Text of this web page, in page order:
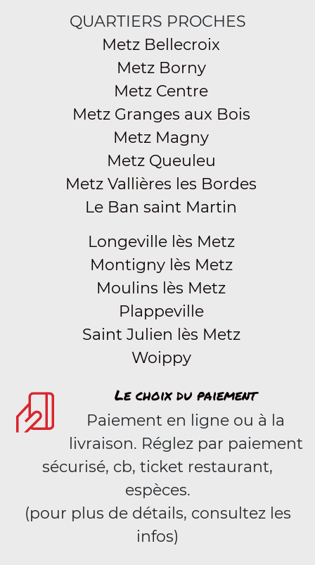
QUARTIERS PROCHES
Metz Bellecroix
Metz Borny
Metz Centre
Metz Granges aux Bois
Metz Magny
Metz Queuleu
Metz Vallières les Bordes
Le Ban saint Martin
Longeville lès Metz
Montigny lès Metz
Moulins lès Metz
Plappeville
Saint Julien lès Metz
Woippy
Le choix du paiement
Paiement en ligne ou à la
livraison. Réglez par paiement
sécurisé, cb, ticket restaurant,
espèces.
(pour plus de détails, consultez les
infos)